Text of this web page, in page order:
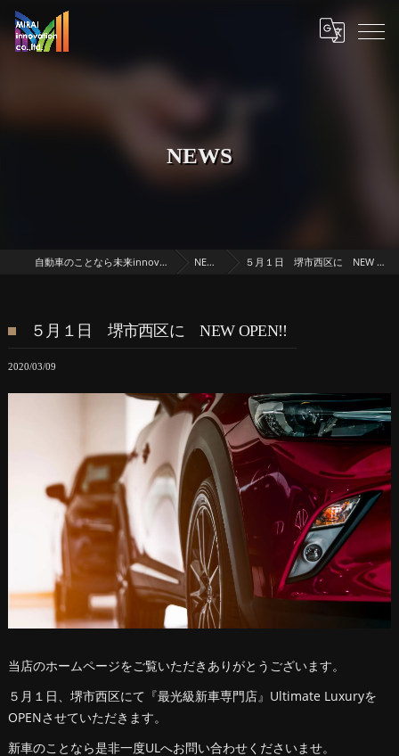
NEWS
自動車のことなら未来innovation NEWS ５月１日 堺市西区に NEW OPEN!!
５月１日 堺市西区に NEW OPEN!!
2020/03/09
当店のホームページをご覧いただきありがとうございます。
５月１日、堺市西区にて『最光級新車専門店』Ultimate Luxuryを
OPENさせていただきます。
新車のことなら是非一度ULへお問い合わせくださいませ。